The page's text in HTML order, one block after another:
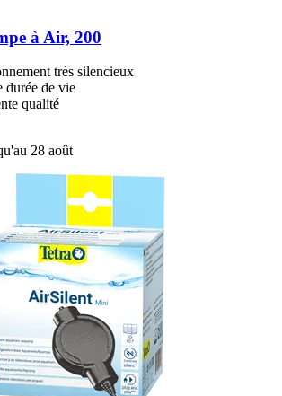
à Air, 200
très silencieux
durée de vie
qualité
28 août